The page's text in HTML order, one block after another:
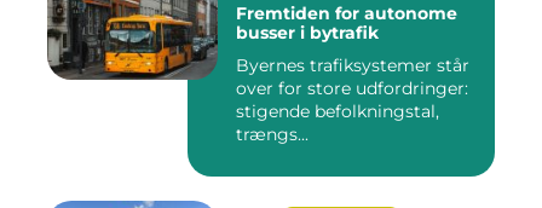
Fremtiden for autonome
busser i bytrafik
Byernes trafiksystemer står
over for store udfordringer:
stigende befolkningstal,
trængs...